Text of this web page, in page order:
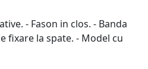
- Fason in clos. - Banda
fixare la spate. - Model cu